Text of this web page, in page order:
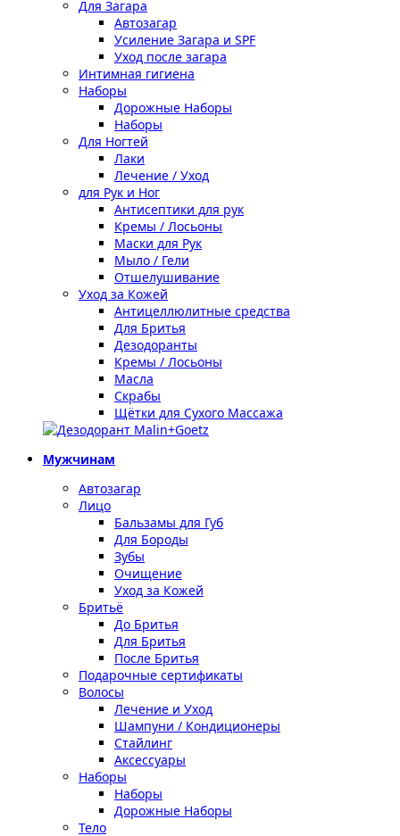
Для Загара
Автозагар
Усиление Загара и SPF
Уход после загара
Интимная гигиена
Наборы
Дорожные Наборы
Наборы
Для Ногтей
Лаки
Лечение / Уход
для Рук и Ног
Антисептики для рук
Кремы / Лосьоны
Маски для Рук
Мыло / Гели
Отшелушивание
Уход за Кожей
Антицеллюлитные средства
Для Бритья
Дезодоранты
Кремы / Лосьоны
Масла
Скрабы
Щётки для Сухого Массажа
Мужчинам
Автозагар
Лицо
Бальзамы для Губ
Для Бороды
Зубы
Очищение
Уход за Кожей
Бритьё
До Бритья
Для Бритья
После Бритья
Подарочные сертификаты
Волосы
Лечение и Уход
Шампуни / Кондиционеры
Стайлинг
Аксессуары
Наборы
Наборы
Дорожные Наборы
Тело